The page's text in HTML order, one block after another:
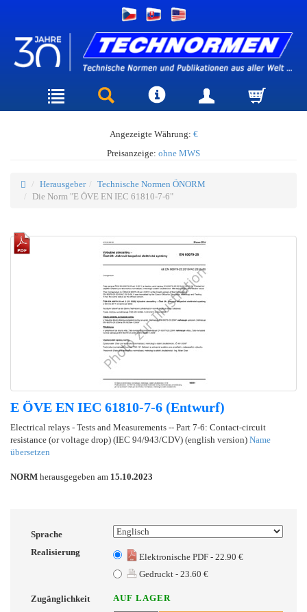
Angezeigte Währung: €
Preisanzeige: ohne MWS
Herausgeber
Technische Normen ÖNORM
Die Norm "E ÖVE EN IEC 61810-7-6"
E ÖVE EN IEC 61810-7-6 (Entwurf)
Electrical relays - Tests and Measurements -- Part 7-6: Contact-circuit
resistance (or voltage drop) (IEC 94/943/CDV) (english version) Name
übersetzen
NORM herausgegeben am 15.10.2023
Sprache
Realisierung
Elektronische PDF - 22.90 €
Gedruckt - 23.60 €
Zugänglichkeit AUF LAGER